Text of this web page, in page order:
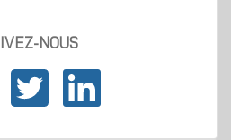
NOUS